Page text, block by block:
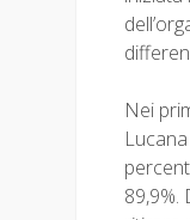
Nei
89,9%.